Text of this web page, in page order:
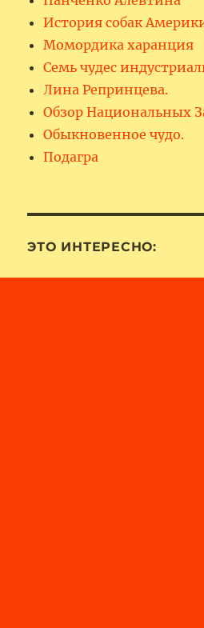
История собак
Момордика харанция
Семь чудес
Лина Репринцева.
Обзор Национальных
Обыкновенное чудо.
Подагра
ЭТО ИНТЕРЕСНО: